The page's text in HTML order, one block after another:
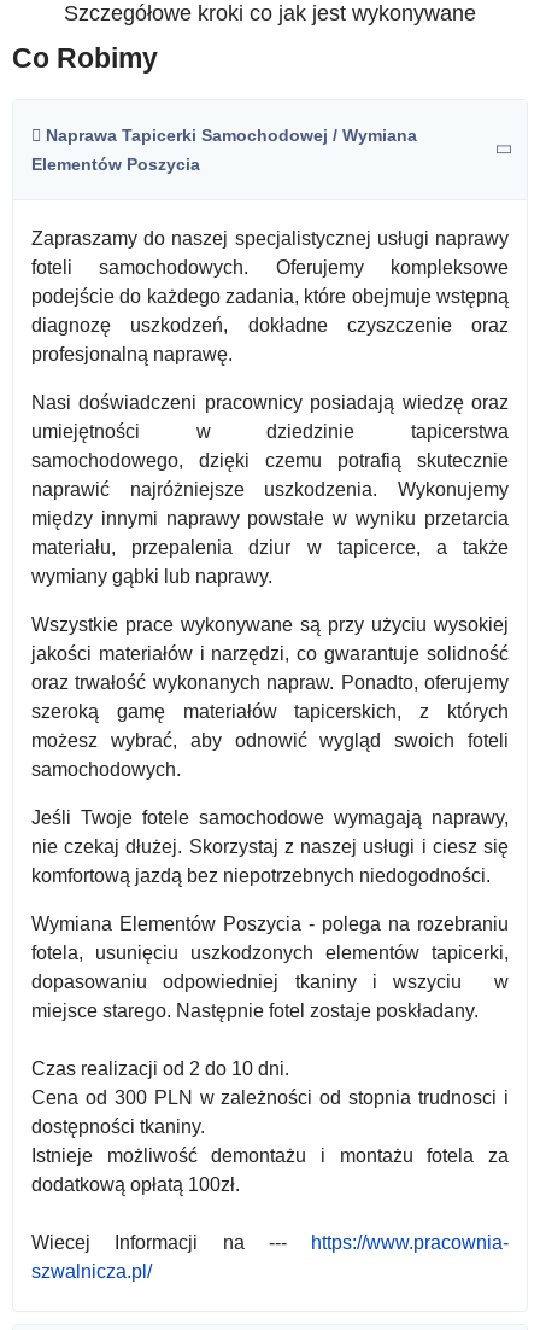
Szczegółowe kroki co jak jest wykonywane
Co Robimy
Elementów Poszycia
Zapraszamy do naszej specjalistycznej usługi naprawy
foteli samochodowych. Oferujemy kompleksowe
podejście do każdego zadania, które obejmuje wstępną
diagnozę uszkodzeń, dokładne czyszczenie oraz
profesjonalną naprawę.
Nasi doświadczeni pracownicy posiadają wiedzę oraz
umiejętności w dziedzinie tapicerstwa
samochodowego, dzięki czemu potrafią skutecznie
naprawić najróżniejsze uszkodzenia. Wykonujemy
między innymi naprawy powstałe w wyniku przetarcia
materiału, przepalenia dziur w tapicerce, a także
wymiany gąbki lub naprawy.
Wszystkie prace wykonywane są przy użyciu wysokiej
jakości materiałów i narzędzi, co gwarantuje solidność
oraz trwałość wykonanych napraw. Ponadto, oferujemy
szeroką gamę materiałów tapicerskich, z których
możesz wybrać, aby odnowić wygląd swoich foteli
samochodowych.
Jeśli Twoje fotele samochodowe wymagają naprawy,
nie czekaj dłużej. Skorzystaj z naszej usługi i ciesz się
komfortową jazdą bez niepotrzebnych niedogodności.
Wymiana Elementów Poszycia - polega na rozebraniu
fotela, usunięciu uszkodzonych elementów tapicerki,
dopasowaniu odpowiedniej tkaniny i wszyciu w
miejsce starego. Następnie fotel zostaje poskładany.
Czas realizacji od 2 do 10 dni.
Cena od 300 PLN w zależności od stopnia trudnosci i
dostępności tkaniny.
Istnieje możliwość demontażu i montażu fotela za
dodatkową opłatą 100zł.
Wiecej Informacji na ---
https://www.pracownia-
szwalnicza.pl/